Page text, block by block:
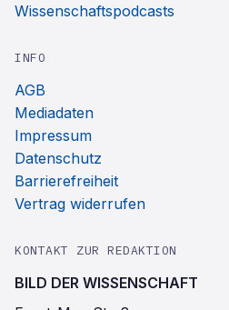
Wissenschaftspodcasts
INFO
AGB
Mediadaten
Impressum
Datenschutz
Barrierefreiheit
Vertrag widerrufen
KONTAKT ZUR REDAKTION
BILD DER WISSENSCHAFT